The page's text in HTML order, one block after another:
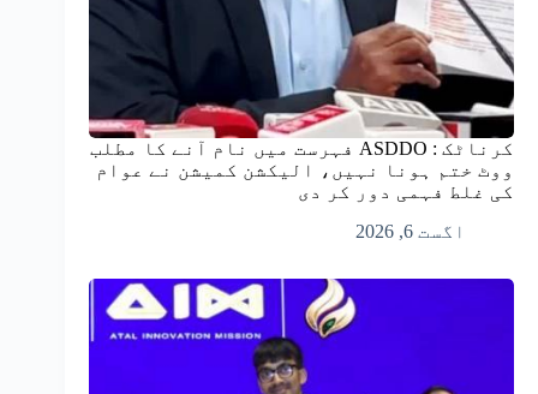
کرناٹک : ASDDO فہرست میں نام آنے کا مطلب
ووٹ ختم ہونا نہیں، الیکشن کمیشن نے عوام
کی غلط فہمی دور کر دی
اگست 6, 2026